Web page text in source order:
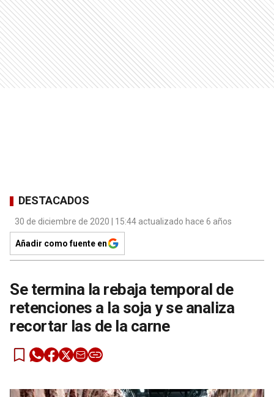
DESTACADOS
30 de diciembre de 2020 | 15:44 actualizado hace 6 años
Añadir como fuente en
Se termina la rebaja temporal de
retenciones a la soja y se analiza
recortar las de la carne